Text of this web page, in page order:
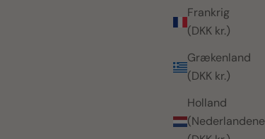
Frankrig
(DKK kr.)
Grækenland
(DKK kr.)
Holland